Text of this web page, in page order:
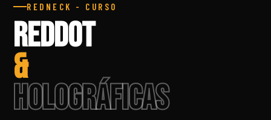
REDNECK - CURSO
Reddot
&
Holográficas